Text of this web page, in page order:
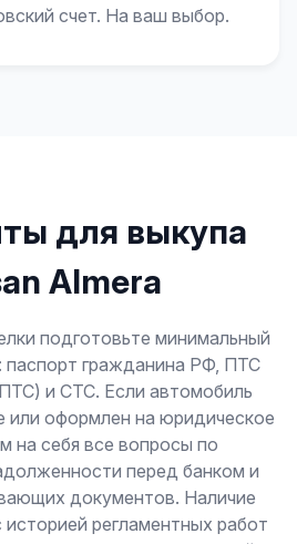
счет. На ваш выбор.
для выкупа
Almera
подготовьте минимальный
паспорт гражданина РФ, ПТС
и СТС. Если автомобиль
или оформлен на юридическое
на себя все вопросы по
перед банком и
документов. Наличие
регламентных работ